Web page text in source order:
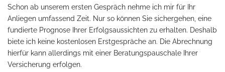
Schon ab unserem ersten Gespräch nehme ich mir für Ihr
Anliegen umfassend Zeit. Nur so können Sie sichergehen, eine
fundierte Prognose Ihrer Erfolgsaussichten zu erhalten. Deshalb
biete ich keine kostenlosen Erstgespräche an. Die Abrechnung
hierfür kann allerdings mit einer Beratungspauschale Ihrer
Versicherung erfolgen.